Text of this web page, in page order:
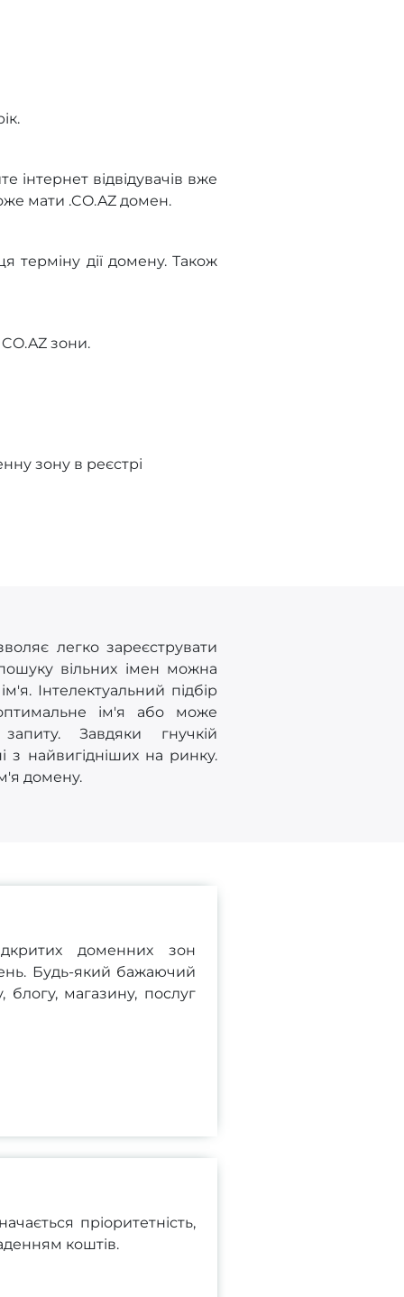
інтернет відвідувачів вже
мати .CO.AZ домен.
терміну дії домену. Також
зони.
зону в реєстрі
легко зареєструвати
вільних імен можна
Інтелектуальний підбір
ім'я або може
Завдяки гнучкій
з найвигідніших на ринку.
домену.
доменних зон
Будь-який бажаючий
магазину, послуг
пріоритетність,
коштів.